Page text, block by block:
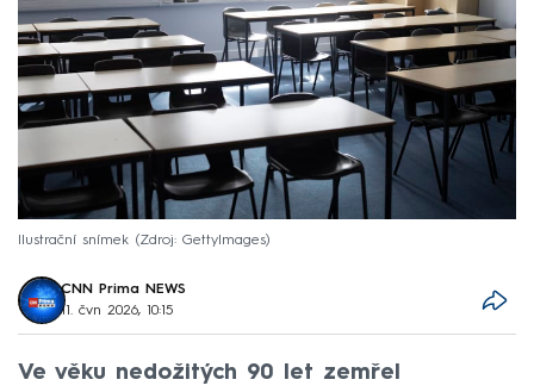
Ilustrační snímek Zdroj: GettyImages
CNN Prima NEWS
11. čvn 2026, 10:15
Ve věku nedožitých 90 let zemřel